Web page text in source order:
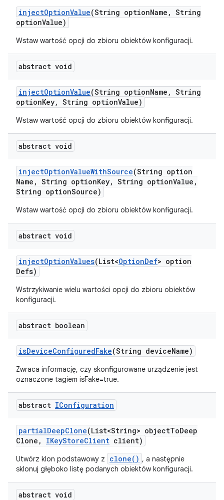
injectOptionValue(String optionName , String
optionValue)
Wstaw wartość opcji do zbioru obiektów konfiguracji.
abstract void
injectOptionValue(String optionName , String
optionKey, String optionValue)
Wstaw wartość opcji do zbioru obiektów konfiguracji.
abstract void
injectOptionValueWithSource(String option
Name , String optionKey, String optionValue ,
String optionSource)
Wstaw wartość opcji do zbioru obiektów konfiguracji.
abstract void
injectOptionValues(List<OptionDef> option
Defs)
Wstrzykiwanie wielu wartości opcji do zbioru obiektów
konfiguracji.
abstract boolean
isDeviceConfiguredFake(String deviceName)
Zwraca informację, czy skonfigurowane urządzenie jest
oznaczone tagiem isFake=true.
abstract IConfiguration
partialDeepClone(List<String> objectToDeep
Clone , IKeyStoreClient client)
Utwórz klon podstawowy z clone() , a następnie
sklonuj głęboko listę podanych obiektów konfiguracji.
abstract void